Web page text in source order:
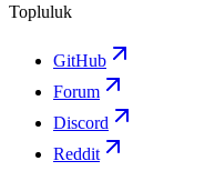
Topluluk
GitHub
Forum
Discord
Reddit